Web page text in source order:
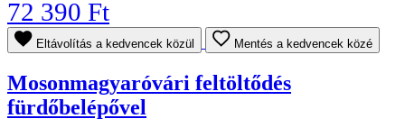
72 390 Ft
Eltávolítás a kedvencek közül Mentés a kedvencek közé
Mosonmagyaróvári feltöltődés
fürdőbelépővel